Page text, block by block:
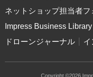
ネットショップ担当者
Impress Business Library
ドローンジャーナル
イ
Copyright ©2026